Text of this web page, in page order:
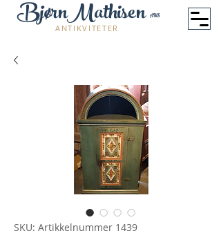
BjørnMathisen
ANTIKVITETER
ANS
SKU: Artikkelnummer 1439